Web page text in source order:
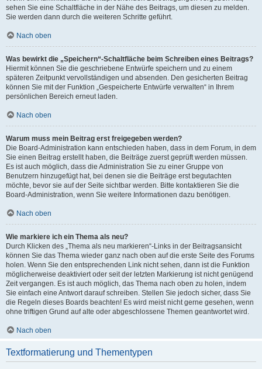
sehen Sie eine Schaltfläche in der Nähe des Beitrags, um diesen zu melden.
Sie werden dann durch die weiteren Schritte geführt.
Nach oben
Was bewirkt die „Speichern“-Schaltfläche beim Schreiben eines Beitrags?
Hiermit können Sie die geschriebene Entwürfe speichern und zu einem
späteren Zeitpunkt vervollständigen und absenden. Den gesicherten Beitrag
können Sie mit der Funktion „Gespeicherte Entwürfe verwalten“ in Ihrem
persönlichen Bereich erneut laden.
Nach oben
Warum muss mein Beitrag erst freigegeben werden?
Die Board-Administration kann entschieden haben, dass in dem Forum, in dem
Sie einen Beitrag erstellt haben, die Beiträge zuerst geprüft werden müssen.
Es ist auch möglich, dass die Administration Sie zu einer Gruppe von
Benutzern hinzugefügt hat, bei denen sie die Beiträge erst begutachten
möchte, bevor sie auf der Seite sichtbar werden. Bitte kontaktieren Sie die
Board-Administration, wenn Sie weitere Informationen dazu benötigen.
Nach oben
Wie markiere ich ein Thema als neu?
Durch Klicken des „Thema als neu markieren“-Links in der Beitragsansicht
können Sie das Thema wieder ganz nach oben auf die erste Seite des Forums
holen. Wenn Sie den entsprechenden Link nicht sehen, dann ist die Funktion
möglicherweise deaktiviert oder seit der letzten Markierung ist nicht genügend
Zeit vergangen. Es ist auch möglich, das Thema nach oben zu holen, indem
Sie einfach eine Antwort darauf schreiben. Stellen Sie jedoch sicher, dass Sie
die Regeln dieses Boards beachten! Es wird meist nicht gerne gesehen, wenn
ohne triftigen Grund auf alte oder abgeschlossene Themen geantwortet wird.
Nach oben
Textformatierung und Thementypen